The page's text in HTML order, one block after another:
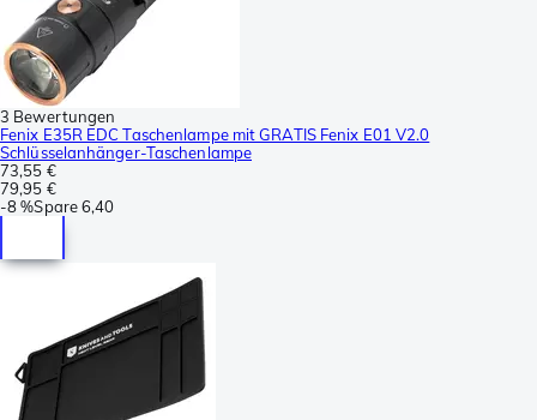
3 Bewertungen
Fenix E35R EDC Taschenlampe mit GRATIS Fenix E01 V2.0
Schlüsselanhänger-Taschenlampe
73,55 €
79,95 €
-8 %Spare6,40